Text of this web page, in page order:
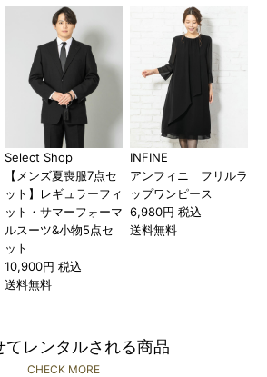
Select Shop
【メンズ夏喪服7点セ
ット】レギュラーフィ
ット・サマーフォーマ
ルスーツ&小物5点セ
ット
10,900円 税込
送料無料
INFINE
アンフィニ フリルラ
ップワンピース
6,980円 税込
送料無料
てレンタルされる商品
CHECK MORE